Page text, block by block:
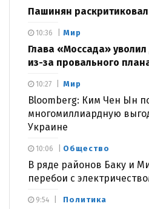
Пашинян
Мир
Глава «Моссада»
из-за провального
10:36
Мир
Bloomberg: Ким Чен Ын
многомиллиардную
Украине
10:27
Общество
В ряде районов Баку и
перебои с
10:06
Политика
9:54